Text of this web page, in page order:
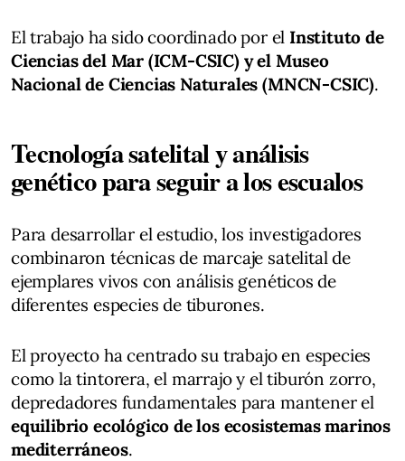
El trabajo ha sido coordinado por el Instituto de
Ciencias del Mar (ICM-CSIC) y el Museo
Nacional de Ciencias Naturales (MNCN-CSIC).
Tecnología satelital y análisis
genético para seguir a los escualos
Para desarrollar el estudio, los investigadores
combinaron técnicas de marcaje satelital de
ejemplares vivos con análisis genéticos de
diferentes especies de tiburones.
El proyecto ha centrado su trabajo en especies
como la tintorera, el marrajo y el tiburón zorro,
depredadores fundamentales para mantener el
equilibrio ecológico de los ecosistemas marinos
mediterráneos.